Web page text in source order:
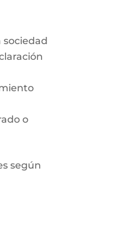
sociedad
o
según